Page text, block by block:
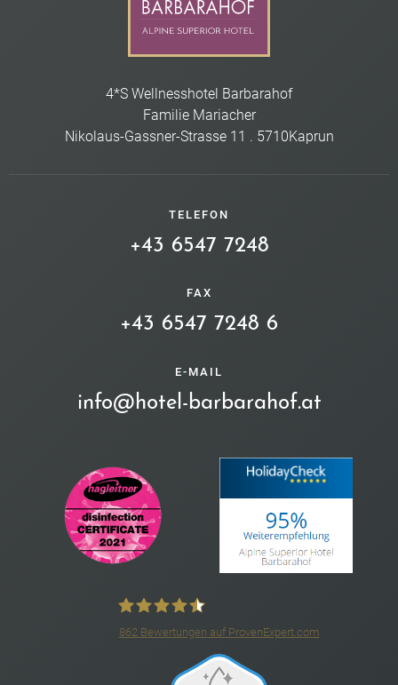
4*S Wellnesshotel Barbarahof
Familie Mariacher
Nikolaus-Gassner-Strasse 11 . 5710Kaprun
TELEFON
+43 6547 7248
FAX
+43 6547 7248 6
E-MAIL
info@hotel-barbarahof.at
4*S Hotel Barbarahof
862Bewertungen auf ProvenExpert.com